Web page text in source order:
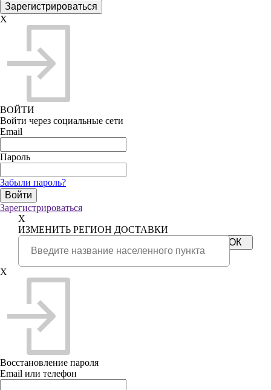
X
ВОЙТИ
Войти через социальные сети
Email
Пароль
Забыли пароль?
Зарегистрироваться
X
ИЗМЕНИТЬ РЕГИОН ДОСТАВКИ
X
Восстановление пароля
Email или телефон